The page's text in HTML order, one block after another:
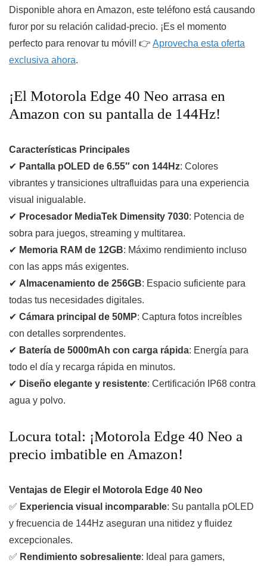
Disponible ahora en Amazon, este teléfono está causando
furor por su relación calidad-precio. ¡Es el momento
perfecto para renovar tu móvil! 👉 Aprovecha esta oferta
exclusiva ahora.
¡El Motorola Edge 40 Neo arrasa en
Amazon con su pantalla de 144Hz!
Características Principales
✔ Pantalla pOLED de 6.55″ con 144Hz: Colores
vibrantes y transiciones ultrafluidas para una experiencia
visual inigualable.
✔ Procesador MediaTek Dimensity 7030: Potencia de
sobra para juegos, streaming y multitarea.
✔ Memoria RAM de 12GB: Máximo rendimiento incluso
con las apps más exigentes.
✔ Almacenamiento de 256GB: Espacio suficiente para
todas tus necesidades digitales.
✔ Cámara principal de 50MP: Captura fotos increíbles
con detalles sorprendentes.
✔ Batería de 5000mAh con carga rápida: Energía para
todo el día y recarga rápida en minutos.
✔ Diseño elegante y resistente: Certificación IP68 contra
agua y polvo.
Locura total: ¡Motorola Edge 40 Neo a
precio imbatible en Amazon!
Ventajas de Elegir el Motorola Edge 40 Neo
✅ Experiencia visual incomparable: Su pantalla pOLED
y frecuencia de 144Hz aseguran una nitidez y fluidez
excepcionales.
✅ Rendimiento sobresaliente: Ideal para gamers,